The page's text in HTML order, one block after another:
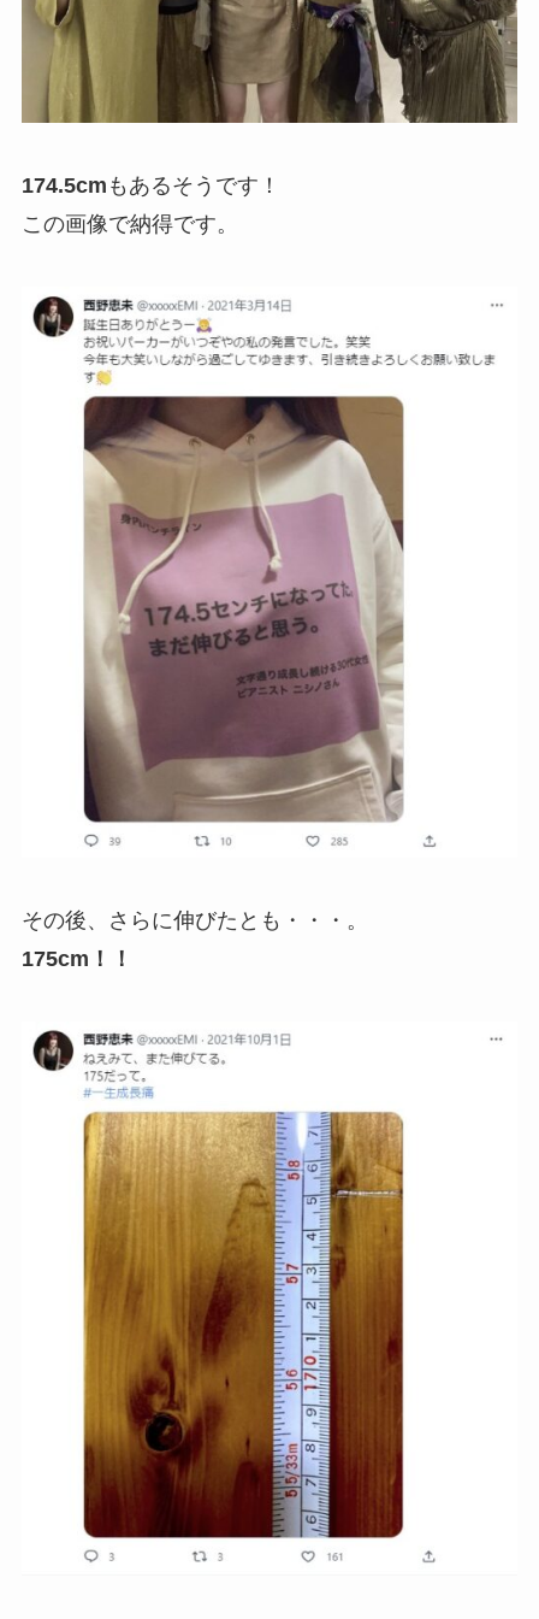
174.5cm もあるそうです！
この画像で納得です。
その後、さらに伸びたとも・・・。
175cm！！